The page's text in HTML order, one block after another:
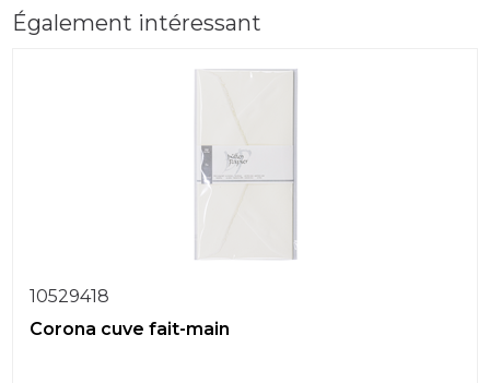
Également intéressant
10529418
Corona cuve fait-main